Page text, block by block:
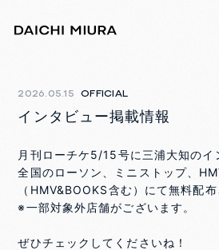
2026.05.15 OFFICIAL
インタビュー掲載情報
月刊ローチケ5/15号に三浦大知のイ
全国のローソン、ミニストップ、
（HMV&BOOKS含む）にて無料配布
※一部対象外店舗がございます。
ぜひチェックしてくださいね！